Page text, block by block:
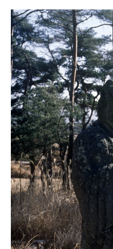
9 과부
10 김교성
1 5·16
2 묘법연화경
3 버드나무
4 베트남전쟁 파병
5 원회운세설
6 정약용
7 갑신정변
8 경세지장
9
과부
10 김교성